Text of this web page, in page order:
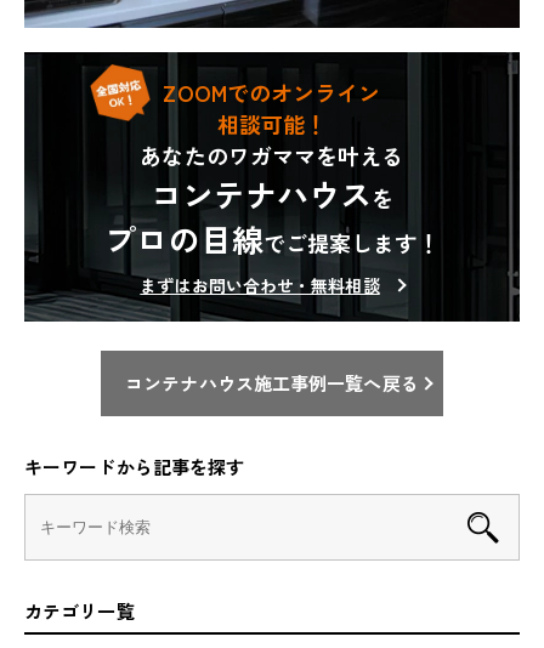
ZOOMでのオンライン
相談可能！
あなたのワガママを叶える
コンテナハウスを
プロの目線でご提案します！
まずはお問い合わせ・無料相談
コンテナハウス施工事例一覧へ戻る
キーワードから記事を探す
カテゴリ一覧